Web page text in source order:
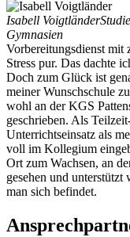
Isabell Voigtländer
Gymnasien
Vorbereitungsdienst mit
Stress pur. Das dachte
Doch zum Glück ist
meiner Wunschschule
wohl an der KGS
geschrieben. Als
Unterrichtseinsatz als
voll im Kollegium
Ort zum Wachsen, an
gesehen und
man sich befindet.